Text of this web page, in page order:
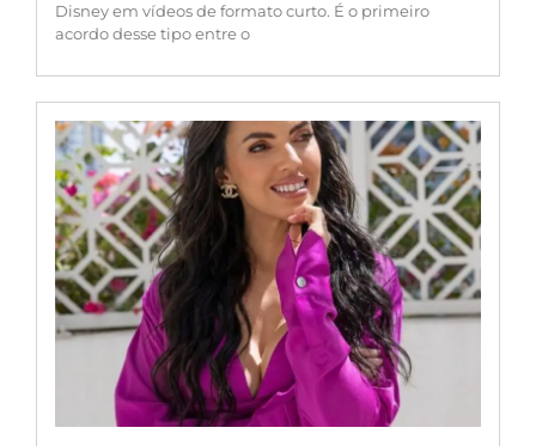
Disney em vídeos de formato curto. É o primeiro
acordo desse tipo entre o